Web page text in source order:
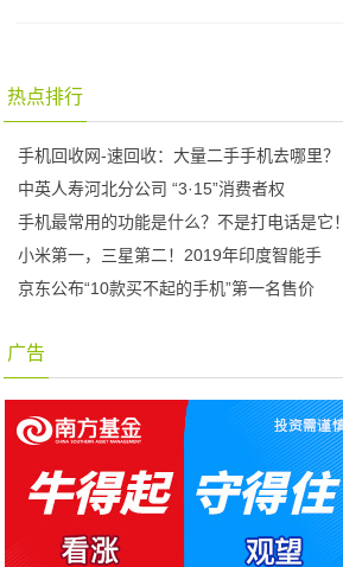
热点排行
手机回收网-速回收：大量二手手机去哪里？
中英人寿河北分公司 “3·15”消费者权
手机最常用的功能是什么？不是打电话是它！
小米第一，三星第二！2019年印度智能手
京东公布“10款买不起的手机”第一名售价
广告